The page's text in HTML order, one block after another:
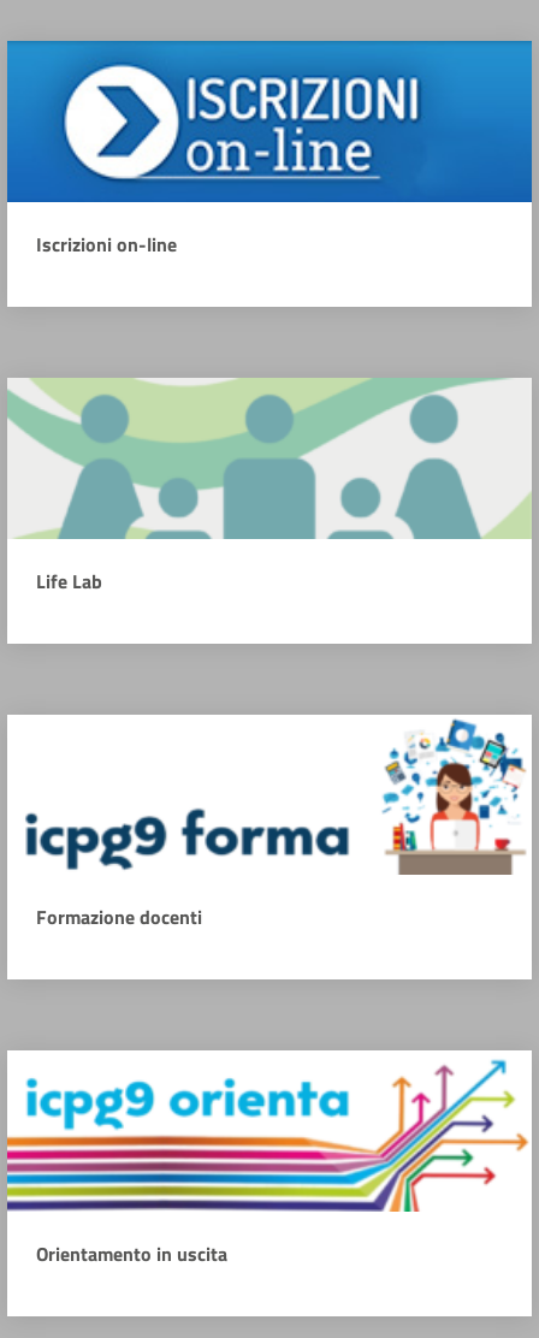
Iscrizioni on-line
Life Lab
Formazione docenti
Orientamento in uscita